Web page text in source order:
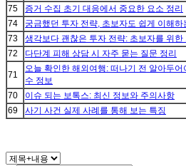
75 증거 수집 초기 대응에서 중요한 요소 정리
74
궁금했던 투자 전략, 초보자도 쉽게 이해하
73
생각보다 괜찮은 투자 전략: 초보자를 위한
72
다단계 피해 상담 시 자주 묻는 질문 정리
71
오늘 확인한 해외여행: 떠나기 전 알아두어
수 정보
70 이슈 되는 보톡스: 최신 정보와 주의사항
69
사기 사건 실제 사례를 통해 보는 특징